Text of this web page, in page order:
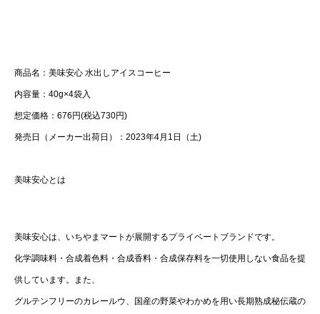
商品名：美味安心 水出しアイスコーヒー
内容量：40g×4袋入
想定価格：676円(税込730円)
発売日（メーカー出荷日）：2023年4月1日（土)
美味安心とは
美味安心は、いちやまマートが展開するプライベートブランドです。
化学調味料・合成着色料・合成香料・合成保存料を一切使用しない食品を提
供しています。また、
グルテンフリーのカレールウ、国産の野菜やわかめを用い長期熟成秘伝蔵の